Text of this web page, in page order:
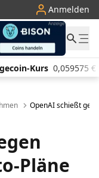
Anmelden
€ -1.50%
OpenAI schießt
Pläne